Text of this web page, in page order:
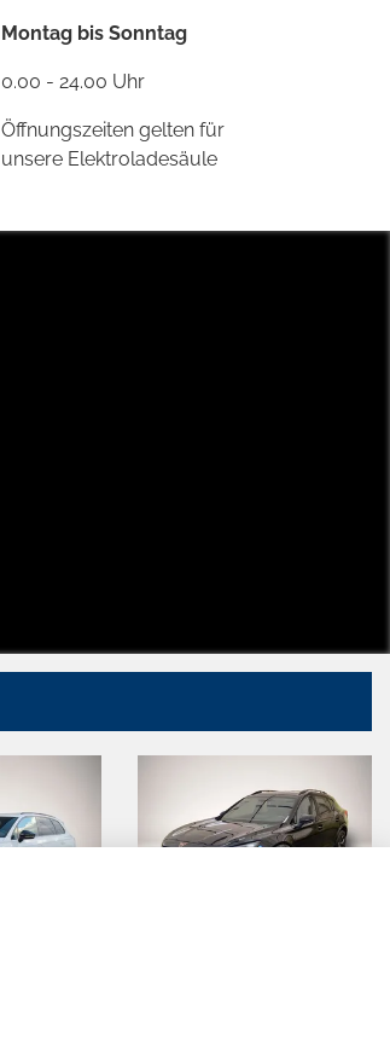
Montag bis Sonntag
0.00 - 24.00 Uhr
Öffnungszeiten gelten für
unsere Elektroladesäule